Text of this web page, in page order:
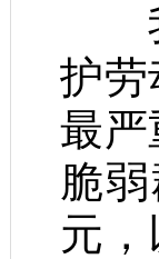
我
护劳
最严
脆
元